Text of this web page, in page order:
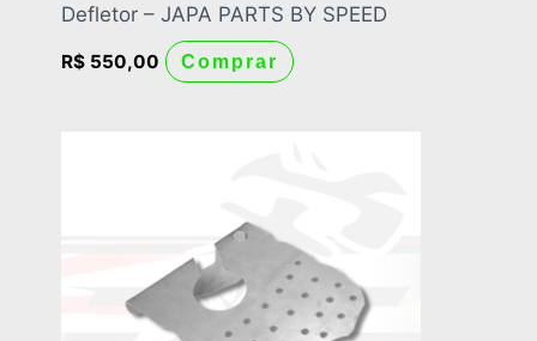
Defletor – JAPA PARTS BY SPEED
R$ 550,00 Comprar